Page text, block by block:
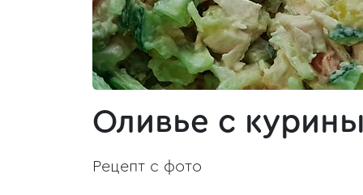
Оливье с
Рецепт с фото